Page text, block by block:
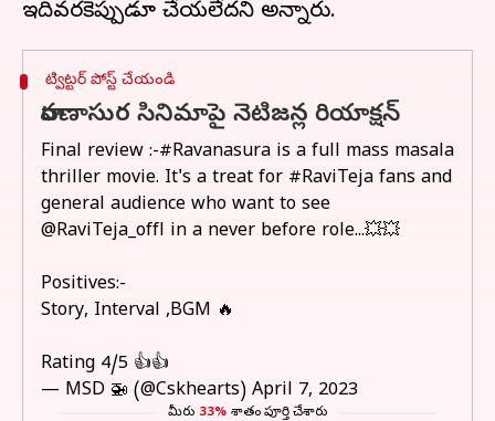
ట్విట్టర్ పోస్ట్ చేయండి
రావణాసుర సినిమాపై నెటిజన్ల రియాక్షన్
Final review :-#Ravanasura is a full mass masala
thriller movie. It's a treat for #RaviTeja fans and
general audience who want to see
@RaviTeja_offl in a never before role...💥💥
Positives:-
Story, Interval ,BGM 🔥
Rating 4/5 👍👍
— MSD 🚁 (@Cskhearts) April 7, 2023
మీరు 33% శాతం పూర్తి చేశారు